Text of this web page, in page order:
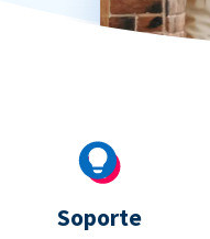
Soporte